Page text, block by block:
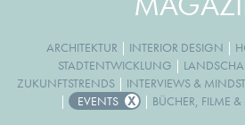
ARCHITEKTUR | INTERIOR DESIGN |
STADTENTWICKLUNG |
ZUKUNFTSTRENDS | INTERVIEWS &
|
EVENTS | BÜCHER, FILME